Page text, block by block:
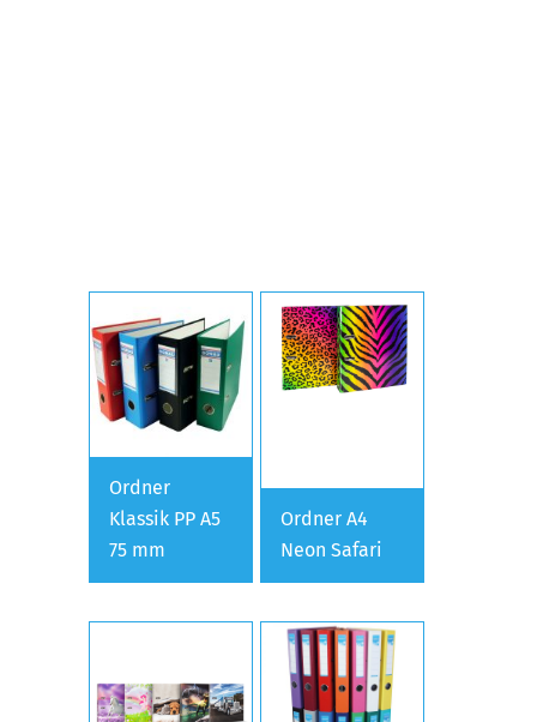
Ordner
Klassik PP A5
75 mm
Ordner A4
Neon Safari